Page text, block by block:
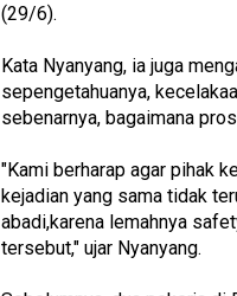
(29/6).
Kata Nyanyang, ia juga
sepengetahuanya,
sebenarnya, bagaimana
"Kami berharap agar pihak
kejadian yang sama tidak
abadi,karena lemahnya
tersebut," ujar Nyanyang.